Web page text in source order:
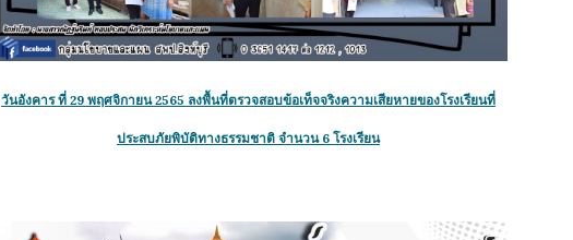
วันอังคาร ที่ 29 พฤศจิกายน 2565 ลงพื้นที่ตรวจสอบข้อเท็จจริงความเสียหายของโรงเรียนที่
ประสบภัยพิบัติทางธรรมชาติ จำนวน 6 โรงเรียน